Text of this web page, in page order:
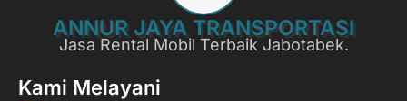
ANNUR JAYA TRANSPORTASI
Jasa Rental Mobil Terbaik Jabotabek.
Kami Melayani